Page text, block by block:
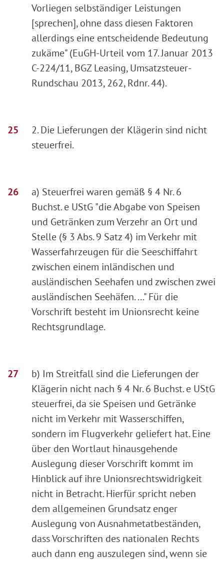
Vorliegen selbständiger Leistungen
[sprechen], ohne dass diesen Faktoren
allerdings eine entscheidende Bedeutung
zukäme" (EuGH-Urteil vom 17. Januar 2013
C-224/11, BGZ Leasing, Umsatzsteuer-
Rundschau 2013, 262, Rdnr. 44).
2. Die Lieferungen der Klägerin sind nicht
steuerfrei.
a) Steuerfrei waren gemäß § 4 Nr. 6
Buchst. e UStG "die Abgabe von Speisen
und Getränken zum Verzehr an Ort und
Stelle (§ 3 Abs. 9 Satz 4) im Verkehr mit
Wasserfahrzeugen für die Seeschiffahrt
zwischen einem inländischen und
ausländischen Seehafen und zwischen zwei
ausländischen Seehäfen. ..." Für die
Vorschrift besteht im Unionsrecht keine
Rechtsgrundlage.
b) Im Streitfall sind die Lieferungen der
Klägerin nicht nach § 4 Nr. 6 Buchst. e UStG
steuerfrei, da sie Speisen und Getränke
nicht im Verkehr mit Wasserschiffen,
sondern im Flugverkehr geliefert hat. Eine
über den Wortlaut hinausgehende
Auslegung dieser Vorschrift kommt im
Hinblick auf ihre Unionsrechtswidrigkeit
nicht in Betracht. Hierfür spricht neben
dem allgemeinen Grundsatz enger
Auslegung von Ausnahmetatbeständen,
dass Vorschriften des nationalen Rechts
auch dann eng auszulegen sind, wenn sie